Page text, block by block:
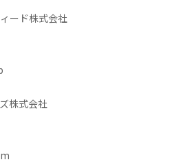
ード株式会社
株式会社